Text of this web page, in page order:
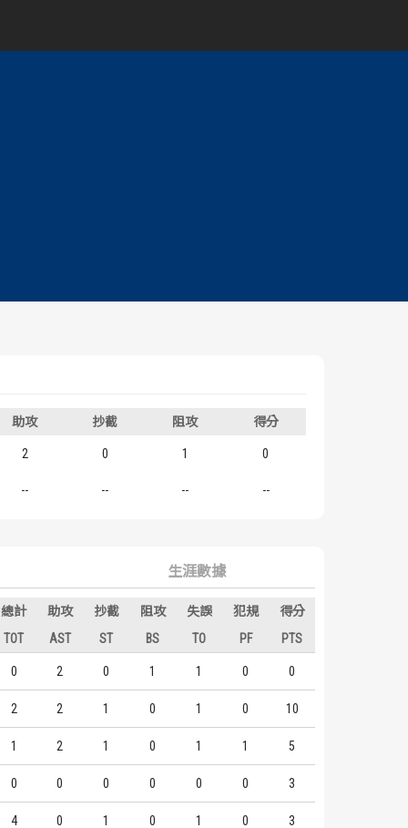
助攻 抄截 阻攻 得分
2 0 1 0
-- -- -- --
生涯數據
總計 助攻 抄截 阻攻 失誤 犯規
得分
TOT AST ST BS TO PF PTS
0 2 0 1 1 0 0
2 2 1 0 1 0 10
1 2 1 0 1 1 5
0 0 0 0 0 0 3
4 0 1 0 1 0 3